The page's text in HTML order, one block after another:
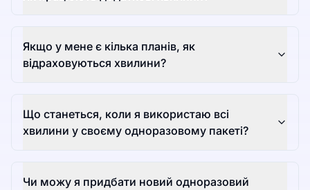
Якщо у мене є кілька планів, як
відраховуються хвилини?
Що станеться, коли я використаю всі
хвилини у своєму одноразовому пакеті?
Чи можу я придбати новий одноразовий